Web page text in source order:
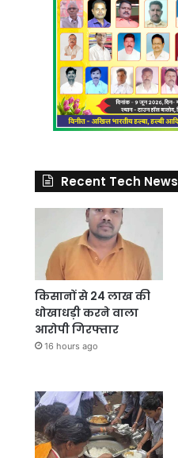
Recent Tech News
किसानों से 24 लाख की
धोखाधड़ी करने वाला
आरोपी गिरफ्तार
16 hours ago